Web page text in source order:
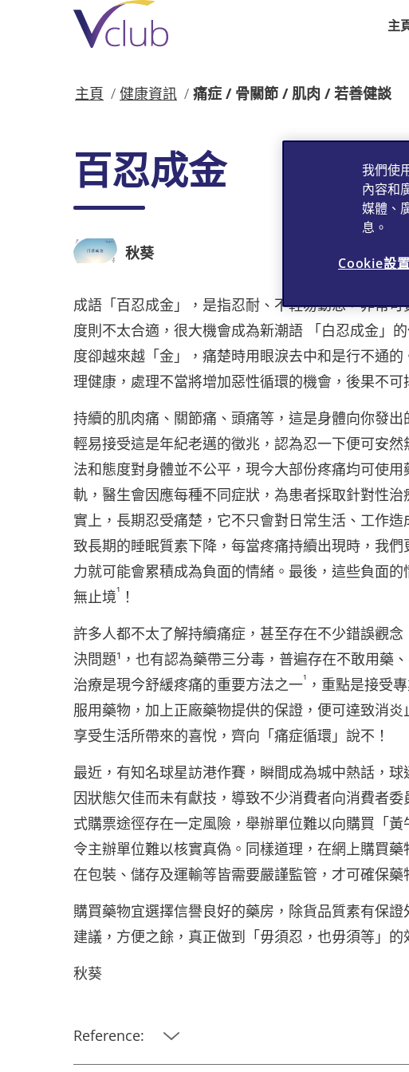
主
主頁 健康資訊 痛症 / 骨關節 / 肌肉 / 若善健談
百忍成金
秋葵
成語「百忍成金」，是指忍耐、不輕易動怒，非常
度則不太合適，很大機會成為新潮語 「白忍成金」
度卻越來越「金」，痛楚時用眼淚去中和是行不通
理健康，處理不當將增加惡性循環的機會，後果不可
持續的肌肉痛、關節痛、頭痛等，這是身體向你發
輕易接受這是年紀老邁的徵兆，認為忍一下便可安
法和態度對身體並不公平，現今大部份疼痛均可使
軌，醫生會因應每種不同症狀，為患者採取針對性
實上，長期忍受痛楚，它不只會對日常生活、工作
致長期的睡眠質素下降，每當疼痛持續出現時，我
力就可能會累積成為負面的情緒。最後，這些負面
無止境¹ ！
許多人都不太了解持續痛症，甚至存在不少錯誤觀
決問題¹，也有認為藥帶三分毒，普遍存在不敢用藥
治療是現今舒緩疼痛的重要方法之一¹ ，重點是接受
服用藥物，加上正廠藥物提供的保證，便可達致消
享受生活所帶來的喜悅，齊向「痛症循環」說不！
最近，有知名球星訪港作賽，瞬間成為城中熱話，
因狀態欠佳而未有獻技，導致不少消費者向消費者
式購票途徑存在一定風險，舉辦單位難以向購買「
令主辦單位難以核實真偽。同樣道理，在網上購買
在包裝、儲存及運輸等皆需要嚴謹監管，才可確保藥
購買藥物宜選擇信譽良好的藥房，除貨品質素有保
建議，方便之餘，真正做到「毋須忍，也毋須等」的
秋葵
Reference:
我們使
內容和
媒體、
息。
Cookie設置